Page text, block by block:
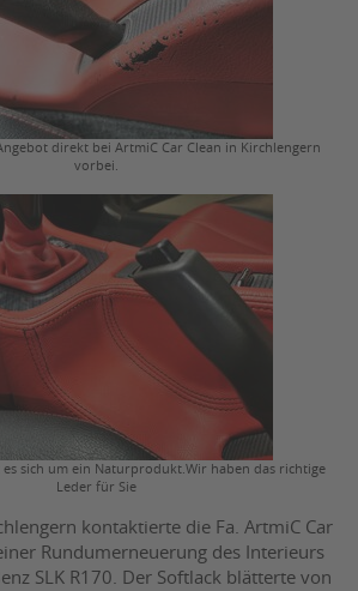
direkt bei ArtmiC Car Clean in Kirchlengern
vorbei.
es sich um ein Naturprodukt.Wir haben das richtige
Leder für Sie
kontaktierte die Fa. ArtmiC Car
Rundumerneuerung des Interieurs
SLK R170. Der Softlack blätterte von